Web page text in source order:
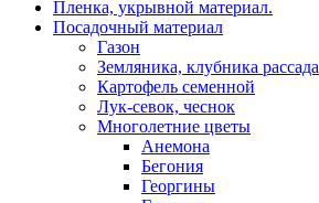
Пленка, укрывной материал.
Посадочный материал
Газон
Земляника, клубника рассада
Картофель семенной
Лук-севок, чеснок
Многолетние цветы
Анемона
Бегония
Георгины